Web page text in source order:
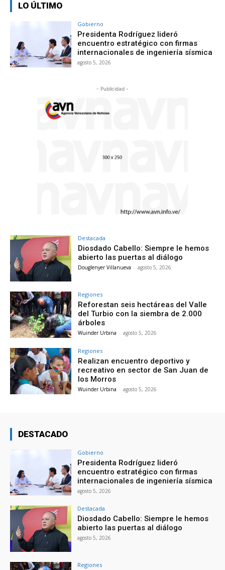
LO ÚLTIMO
Gobierno
Presidenta Rodríguez lideró
encuentro estratégico con firmas
internacionales de ingeniería sísmica
agosto 5, 2026
- Publicidad -
Destacada
Diosdado Cabello: Siempre le hemos
abierto las puertas al diálogo
Douglenyer Villanueva - agosto 5, 2026
Regiones
Reforestan seis hectáreas del Valle
del Turbio con la siembra de 2.000
árboles
Wuinder Urbina - agosto 5, 2026
Regiones
Realizan encuentro deportivo y
recreativo en sector de San Juan de
los Morros
Wuinder Urbina - agosto 5, 2026
DESTACADO
Gobierno
Presidenta Rodríguez lideró
encuentro estratégico con firmas
internacionales de ingeniería sísmica
agosto 5, 2026
Destacada
Diosdado Cabello: Siempre le hemos
abierto las puertas al diálogo
agosto 5, 2026
Regiones